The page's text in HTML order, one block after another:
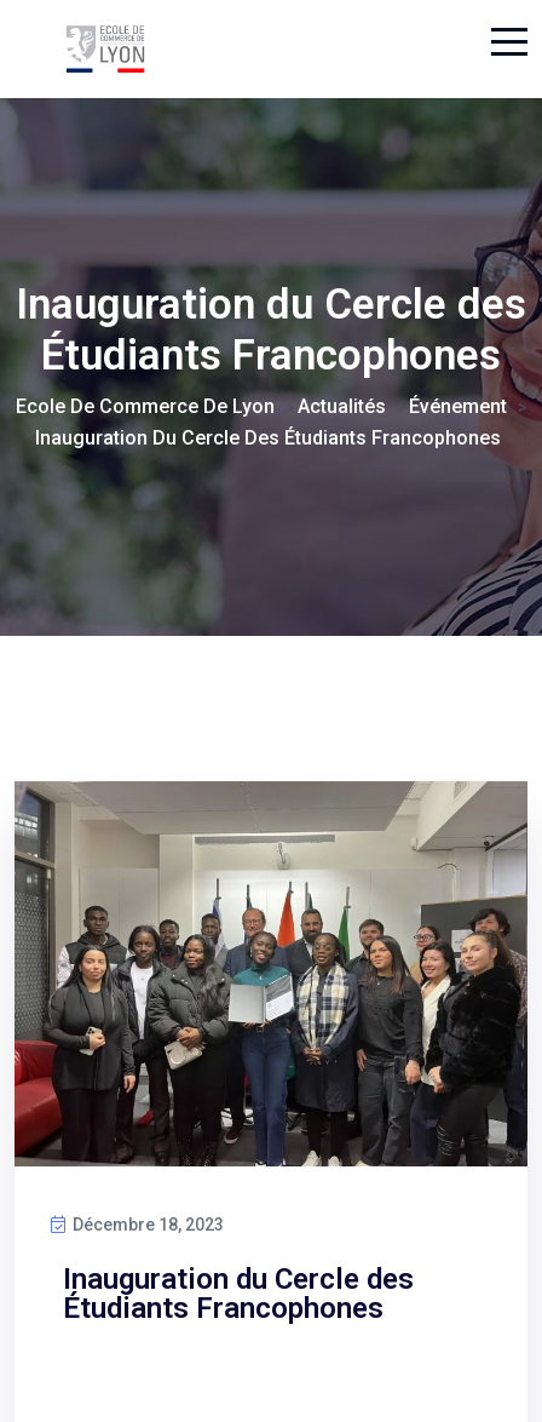
Inauguration du Cercle des
Étudiants Francophones
Ecole De Commerce De Lyon Actualités >Événement >
Inauguration Du Cercle Des Étudiants Francophones
Décembre 18, 2023
Inauguration du Cercle des
Étudiants Francophones